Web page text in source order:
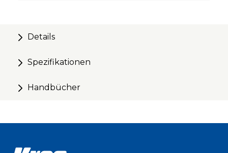
Details
Spezifikationen
Handbücher